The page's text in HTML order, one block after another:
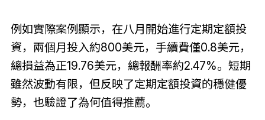
例如實際案例顯示，在八月開始進行定期定額投
資，兩個月投入約800美元，手續費僅0.8美元，
總損益為正19.76美元，總報酬率約2.47%。短期
雖然波動有限，但反映了定期定額投資的穩健優
勢，也驗證了為何值得推薦。